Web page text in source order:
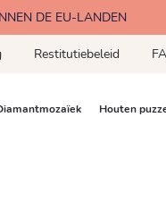
DE EU-LANDEN
Restitutiebeleid
Houten